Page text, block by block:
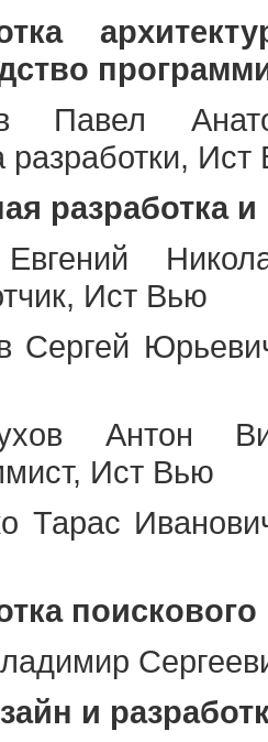
Павел
разработки,
разработка
Ист Вью
Сергей
Антон
Ист Вью
Тарас
и